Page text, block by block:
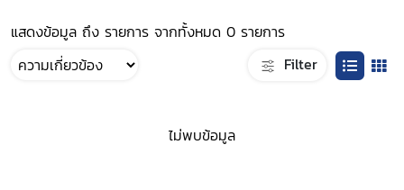
แสดงข้อมูล ถึง รายการ จากทั้งหมด 0 รายการ
Filter
ไม่พบข้อมูล